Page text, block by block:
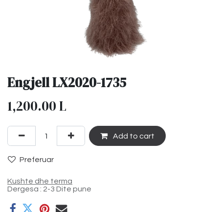
Engjell LX2020-1735
1,200.00L
Add to cart
Preferuar
Kushte dhe terma
Dergesa : 2-3 Dite pune